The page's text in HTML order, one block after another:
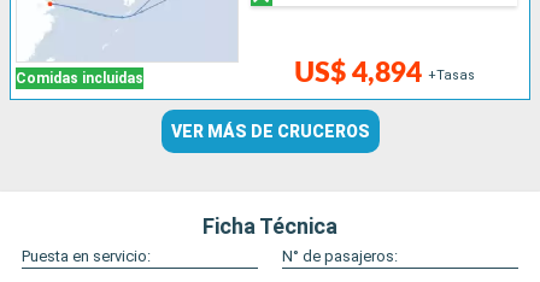
Comidas incluidas US$ 4,894 +Tasas
VER MÁS DE CRUCEROS
Ficha Técnica
Puesta en servicio:
N° de pasajeros: